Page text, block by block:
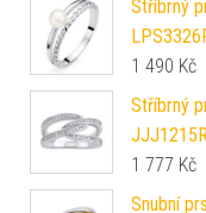
Stříbrný
1 490 Kč
Stříbrný
1 777 Kč
Snubní